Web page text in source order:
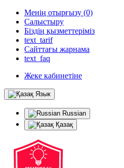
Менің отырғызу (0)
Салыстыру
Біздің қызметтеріміз
text_tarif
Сайттағы жарнама
text_faq
Жеке кабинетіне
Язык
Russian
Қазақ